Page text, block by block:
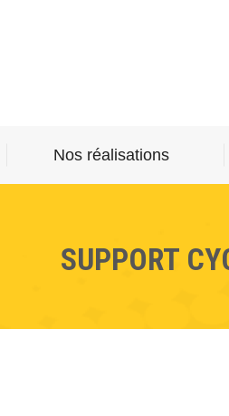
Nos réalisations
SUPPORT